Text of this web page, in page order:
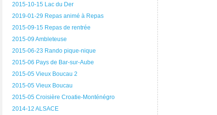
2015-10-15 Lac du Der
2019-01-29 Repas animé à Repas
2015-09-15 Repas de rentrée
2015-09 Ambleteuse
2015-06-23 Rando pique-nique
2015-06 Pays de Bar-sur-Aube
2015-05 Vieux Boucau 2
2015-05 Vieux Boucau
2015-05 Croisière Croatie-Monténégro
2014-12 ALSACE